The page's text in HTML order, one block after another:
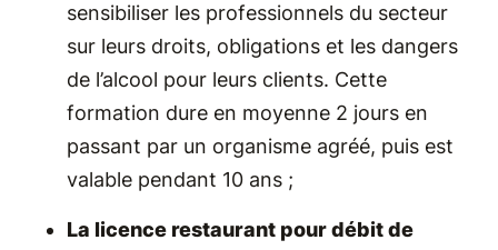
sensibiliser les professionnels du secteur
sur leurs droits, obligations et les dangers
de l’alcool pour leurs clients. Cette
formation dure en moyenne 2 jours en
passant par un organisme agréé, puis est
valable pendant 10 ans ;
La licence restaurant pour débit de